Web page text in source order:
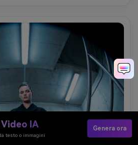
IA
testo o immagini
Genera ora